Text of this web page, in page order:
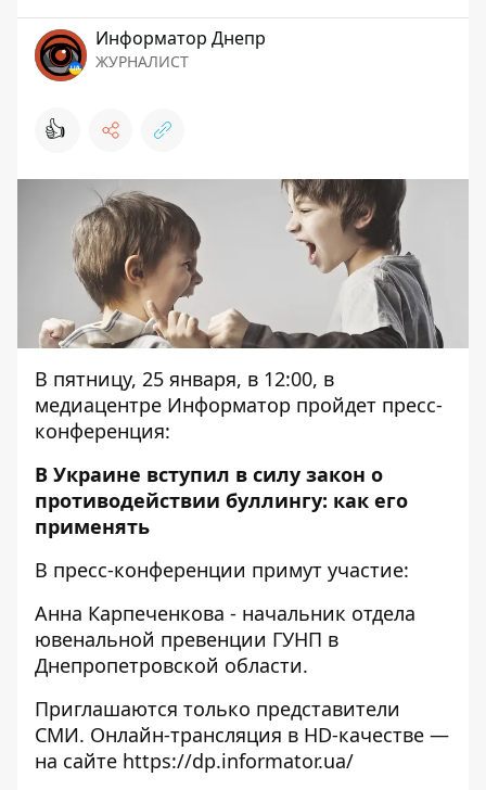
Информатор Днепр
ЖУРНАЛИСТ
👍
В пятницу, 25 января, в 12:00, в
медиацентре Информатор пройдет пресс-
конференция:
В Украине вступил в силу закон о
противодействии буллингу: как его
применять
В пресс-конференции примут участие:
Анна Карпеченкова - начальник отдела
ювенальной превенции ГУНП в
Днепропетровской области.
Приглашаются только представители
СМИ. Онлайн-трансляция в HD-качестве —
на сайте https://dp.informator.ua/